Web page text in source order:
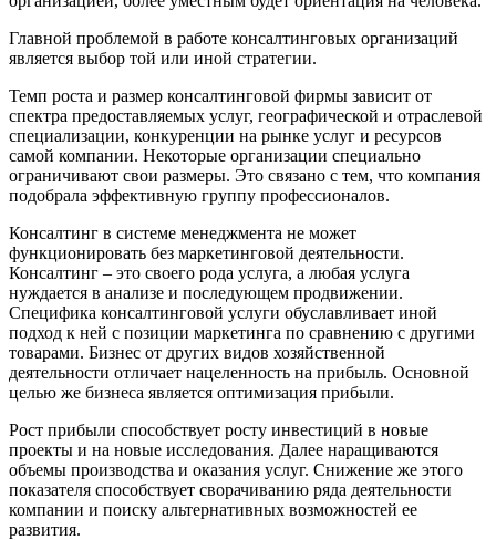
Главной проблемой в работе консалтинговых организаций
является выбор той или иной стратегии.
Темп роста и размер консалтинговой фирмы зависит от
спектра предоставляемых услуг, географической и отраслевой
специализации, конкуренции на рынке услуг и ресурсов
самой компании. Некоторые организации специально
ограничивают свои размеры. Это связано с тем, что компания
подобрала эффективную группу профессионалов.
Консалтинг в системе менеджмента не может
функционировать без маркетинговой деятельности.
Консалтинг – это своего рода услуга, а любая услуга
нуждается в анализе и последующем продвижении.
Специфика консалтинговой услуги обуславливает иной
подход к ней с позиции маркетинга по сравнению с другими
товарами. Бизнес от других видов хозяйственной
деятельности отличает нацеленность на прибыль. Основной
целью же бизнеса является оптимизация прибыли.
Рост прибыли способствует росту инвестиций в новые
проекты и на новые исследования. Далее наращиваются
объемы производства и оказания услуг. Снижение же этого
показателя способствует сворачиванию ряда деятельности
компании и поиску альтернативных возможностей ее
развития.